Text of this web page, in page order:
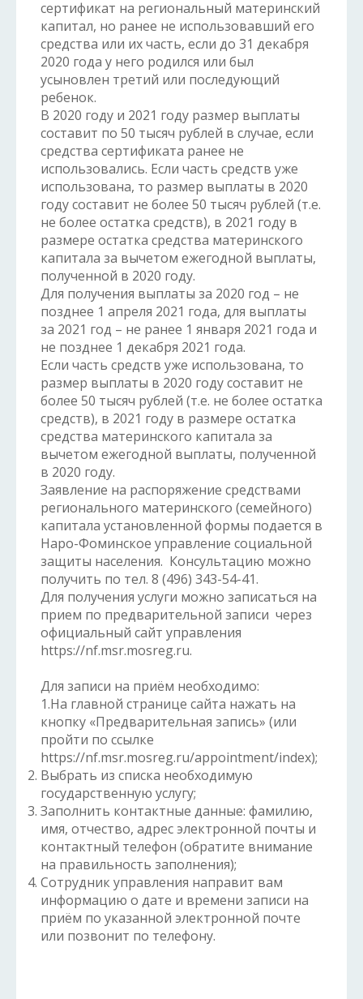
сертификат на региональный материнский
капитал, но ранее не использовавший его
средства или их часть, если до 31 декабря
2020 года у него родился или был
усыновлен третий или последующий
ребенок.
В 2020 году и 2021 году размер выплаты
составит по 50 тысяч рублей в случае, если
средства сертификата ранее не
использовались. Если часть средств уже
использована, то размер выплаты в 2020
году составит не более 50 тысяч рублей (т.е.
не более остатка средств), в 2021 году в
размере остатка средства материнского
капитала за вычетом ежегодной выплаты,
полученной в 2020 году.
Для получения выплаты за 2020 год – не
позднее 1 апреля 2021 года, для выплаты
за 2021 год – не ранее 1 января 2021 года и
не позднее 1 декабря 2021 года.
Если часть средств уже использована, то
размер выплаты в 2020 году составит не
более 50 тысяч рублей (т.е. не более остатка
средств), в 2021 году в размере остатка
средства материнского капитала за
вычетом ежегодной выплаты, полученной
в 2020 году.
Заявление на распоряжение средствами
регионального материнского (семейного)
капитала установленной формы подается в
Наро-Фоминское управление социальной
защиты населения. Консультацию можно
получить по тел. 8 (496) 343-54-41.
Для получения услуги можно записаться на
прием по предварительной записи через
официальный сайт управления
https://nf.msr.mosreg.ru.
Для записи на приём необходимо:
1.На главной странице сайта нажать на
кнопку «Предварительная запись» (или
пройти по ссылке
https://nf.msr.mosreg.ru/appointment/index);
Выбрать из списка необходимую
государственную услугу;
Заполнить контактные данные: фамилию,
имя, отчество, адрес электронной почты и
контактный телефон (обратите внимание
на правильность заполнения);
Сотрудник управления направит вам
информацию о дате и времени записи на
приём по указанной электронной почте
или позвонит по телефону.